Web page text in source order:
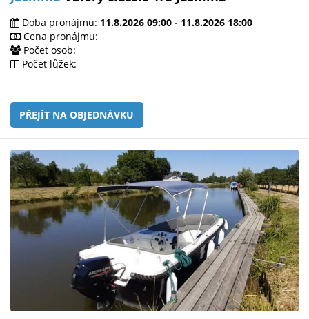
Doba pronájmu: 11.8.2026 09:00 - 11.8.2026 18:00
Cena pronájmu:
Počet osob:
Počet lůžek:
PŘEJÍT NA OBJEDNÁVKU